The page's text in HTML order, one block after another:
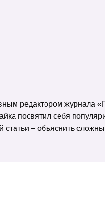
редактором журнала
посвятил себя
статьи – объяснить